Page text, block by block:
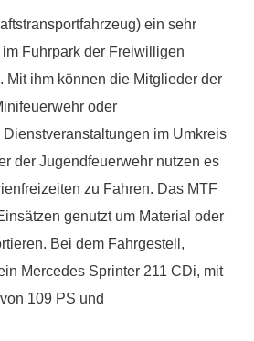
ein sehr
Fuhrpark der Freiwilligen
Mit ihm können die Mitglieder der
oder
im Umkreis
der Jugendfeuerwehr nutzen es
zu Fahren. Das MTF
genutzt um Material oder
Bei dem Fahrgestell,
Mercedes Sprinter 211 CDi, mit
109 PS und